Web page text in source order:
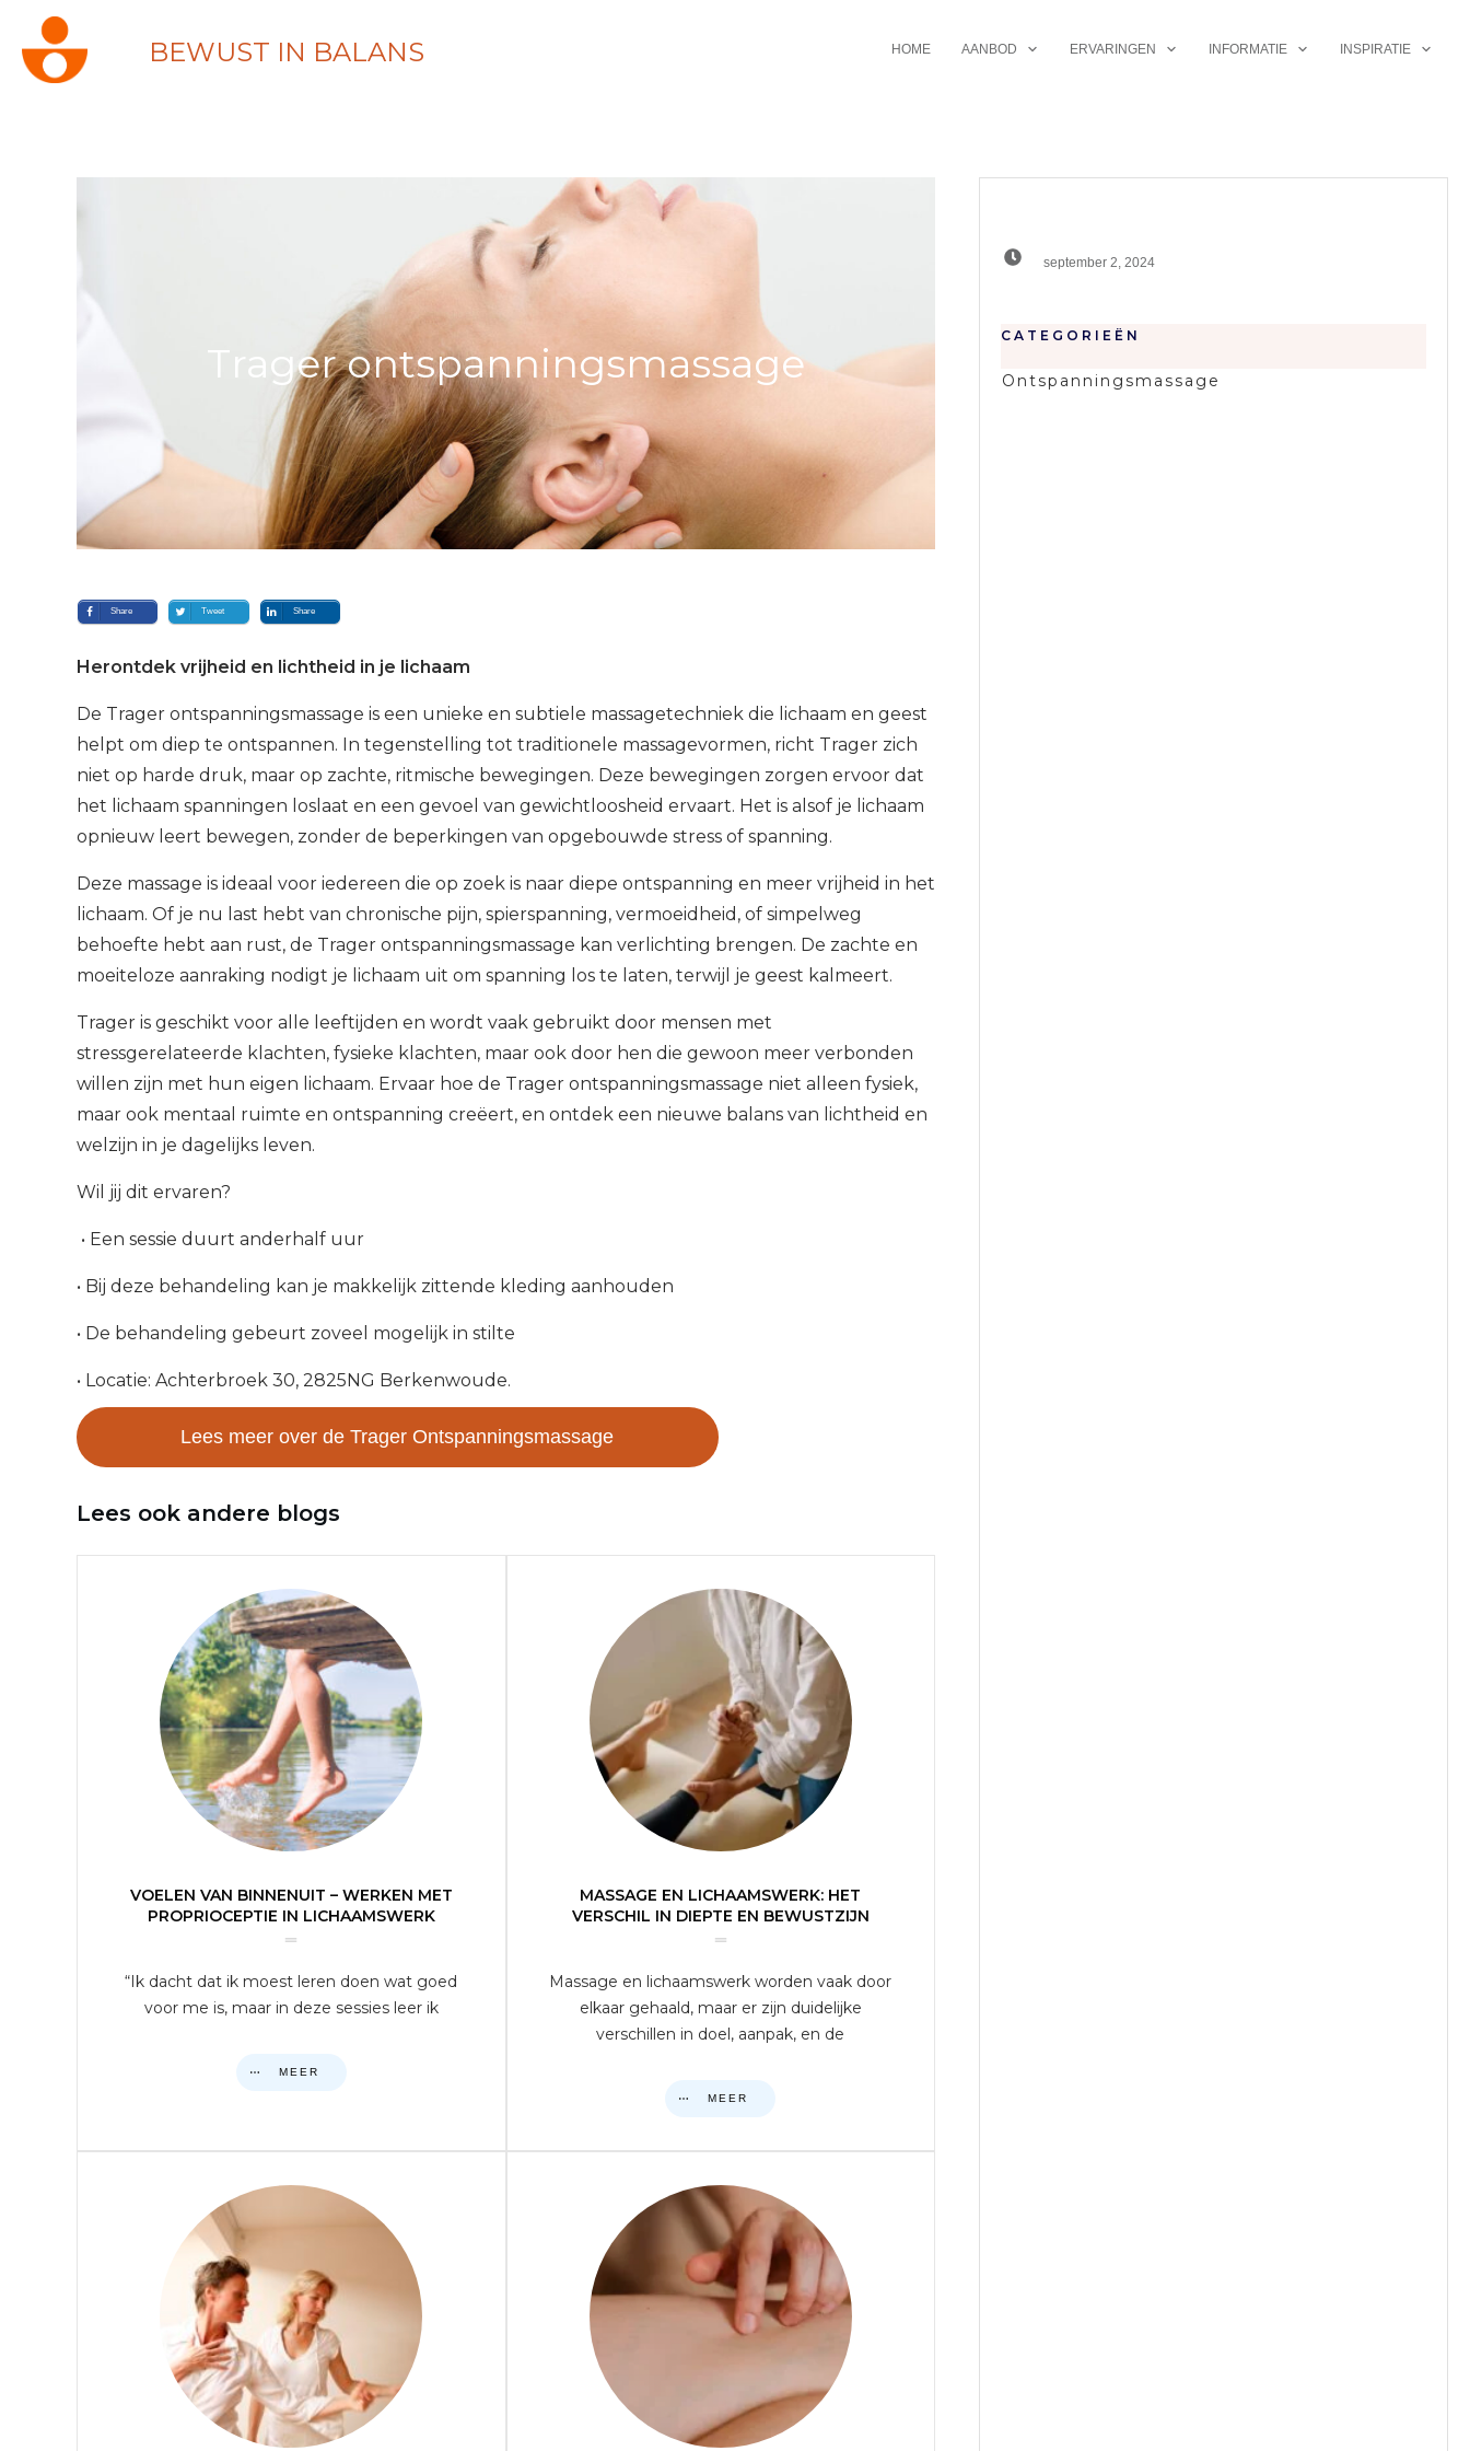
BEWUST IN BALANS HOME AANBOD ERVARINGEN INFORMATIE INSPIRATIE
Trager ontspanningsmassage
Share Tweet Share
Herontdek vrijheid en lichtheid in je lichaam
De Trager ontspanningsmassage is een unieke en subtiele massagetechniek die lichaam en geest
helpt om diep te ontspannen. In tegenstelling tot traditionele massagevormen, richt Trager zich
niet op harde druk, maar op zachte, ritmische bewegingen. Deze bewegingen zorgen ervoor dat
het lichaam spanningen loslaat en een gevoel van gewichtloosheid ervaart. Het is alsof je lichaam
opnieuw leert bewegen, zonder de beperkingen van opgebouwde stress of spanning.
Deze massage is ideaal voor iedereen die op zoek is naar diepe ontspanning en meer vrijheid in het
lichaam. Of je nu last hebt van chronische pijn, spierspanning, vermoeidheid, of simpelweg
behoefte hebt aan rust, de Trager ontspanningsmassage kan verlichting brengen. De zachte en
moeiteloze aanraking nodigt je lichaam uit om spanning los te laten, terwijl je geest kalmeert.
Trager is geschikt voor alle leeftijden en wordt vaak gebruikt door mensen met
stressgerelateerde klachten, fysieke klachten, maar ook door hen die gewoon meer verbonden
willen zijn met hun eigen lichaam. Ervaar hoe de Trager ontspanningsmassage niet alleen fysiek,
maar ook mentaal ruimte en ontspanning creëert, en ontdek een nieuwe balans van lichtheid en
welzijn in je dagelijks leven.
Wil jij dit ervaren?
• Een sessie duurt anderhalf uur
• Bij deze behandeling kan je makkelijk zittende kleding aanhouden
• De behandeling gebeurt zoveel mogelijk in stilte
• Locatie: Achterbroek 30, 2825NG Berkenwoude.
Lees meer over de Trager Ontspanningsmassage
Lees ook andere blogs
VOELEN VAN BINNENUIT – WERKEN MET
PROPRIOCEPTIE IN LICHAAMSWERK
“Ik dacht dat ik moest leren doen wat goed
voor me is, maar in deze sessies leer ik
MEER
MASSAGE EN LICHAAMSWERK: HET
VERSCHIL IN DIEPTE EN BEWUSTZIJN
Massage en lichaamswerk worden vaak door
elkaar gehaald, maar er zijn duidelijke
verschillen in doel, aanpak, en de
MEER
september 2, 2024
CATEGORIEËN
Ontspanningsmassage